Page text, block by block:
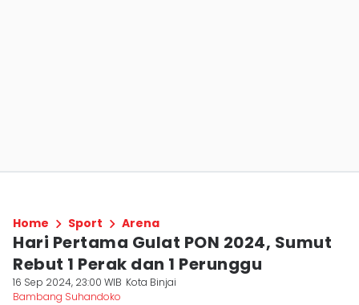
Home Sport Arena
Hari Pertama Gulat PON 2024, Sumut
Rebut 1 Perak dan 1 Perunggu
16 Sep 2024, 23:00 WIB Kota Binjai
Bambang Suhandoko